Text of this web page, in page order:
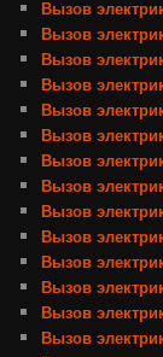
Вызов
Вызов
Вызов
Вызов
Вызов
Вызов
Вызов
Вызов
Вызов
Вызов
Вызов
Вызов
Вызов
Вызов